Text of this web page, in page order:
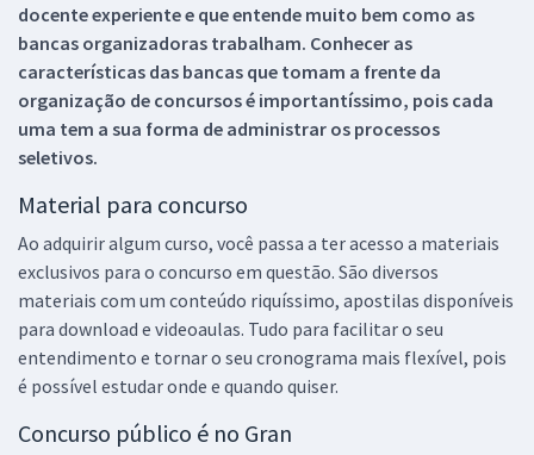
docente experiente e que entende muito bem como as
bancas organizadoras trabalham. Conhecer as
características das bancas que tomam a frente da
organização de concursos é importantíssimo, pois cada
uma tem a sua forma de administrar os processos
seletivos.
Material para concurso
Ao adquirir algum curso, você passa a ter acesso a materiais
exclusivos para o concurso em questão. São diversos
materiais com um conteúdo riquíssimo, apostilas disponíveis
para download e videoaulas. Tudo para facilitar o seu
entendimento e tornar o seu cronograma mais flexível, pois
é possível estudar onde e quando quiser.
Concurso público é no Gran